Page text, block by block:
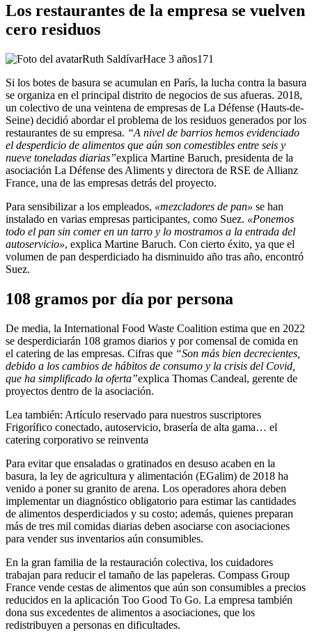
Los restaurantes de la empresa se vuelven
cero residuos
Ruth SaldívarHace 3 años171
Si los botes de basura se acumulan en París, la lucha contra la basura
se organiza en el principal distrito de negocios de sus afueras. 2018,
un colectivo de una veintena de empresas de La Défense (Hauts-de-
Seine) decidió abordar el problema de los residuos generados por los
restaurantes de su empresa. “A nivel de barrios hemos evidenciado
el desperdicio de alimentos que aún son comestibles entre seis y
nueve toneladas diarias”explica Martine Baruch, presidenta de la
asociación La Défense des Aliments y directora de RSE de Allianz
France, una de las empresas detrás del proyecto.
Para sensibilizar a los empleados, «mezcladores de pan» se han
instalado en varias empresas participantes, como Suez. «Ponemos
todo el pan sin comer en un tarro y lo mostramos a la entrada del
autoservicio», explica Martine Baruch. Con cierto éxito, ya que el
volumen de pan desperdiciado ha disminuido año tras año, encontró
Suez.
108 gramos por día por persona
De media, la International Food Waste Coalition estima que en 2022
se desperdiciarán 108 gramos diarios y por comensal de comida en
el catering de las empresas. Cifras que “Son más bien decrecientes,
debido a los cambios de hábitos de consumo y la crisis del Covid,
que ha simplificado la oferta”explica Thomas Candeal, gerente de
proyectos dentro de la asociación.
Lea también: Artículo reservado para nuestros suscriptores
Frigorífico conectado, autoservicio, brasería de alta gama… el
catering corporativo se reinventa
Para evitar que ensaladas o gratinados en desuso acaben en la
basura, la ley de agricultura y alimentación (EGalim) de 2018 ha
venido a poner su granito de arena. Los operadores ahora deben
implementar un diagnóstico obligatorio para estimar las cantidades
de alimentos desperdiciados y su costo; además, quienes preparan
más de tres mil comidas diarias deben asociarse con asociaciones
para vender sus inventarios aún consumibles.
En la gran familia de la restauración colectiva, los cuidadores
trabajan para reducir el tamaño de las papeleras. Compass Group
France vende cestas de alimentos que aún son consumibles a precios
reducidos en la aplicación Too Good To Go. La empresa también
dona sus excedentes de alimentos a asociaciones, que los
redistribuyen a personas en dificultades.